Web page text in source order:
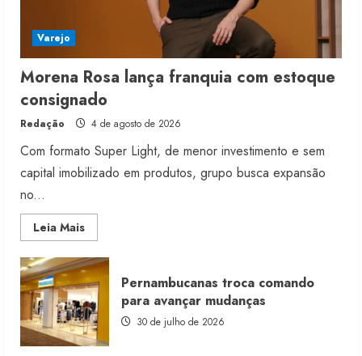
Varejo
Morena Rosa lança franquia com estoque
consignado
Redação 4 de agosto de 2026
Com formato Super Light, de menor investimento e sem
capital imobilizado em produtos, grupo busca expansão
no...
Leia MaisRead
more
Morena
Rosa
lança
franquia
com
estoque
consignado
Pernambucanas troca comando
para avançar mudanças
30 de julho de 2026